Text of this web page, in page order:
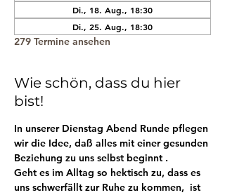
Di., 18. Aug., 18:30
Di., 25. Aug., 18:30
279 Termine ansehen
Wie schön, dass du hier
bist!
In unserer Dienstag Abend Runde pflegen
wir die Idee, daß alles mit einer gesunden
Beziehung zu uns selbst beginnt .
Geht es im Alltag so hektisch zu, dass es
uns schwerfällt zur Ruhe zu kommen,  ist